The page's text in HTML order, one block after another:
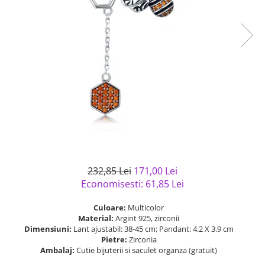
Bijuterii argint placat cu aur
Bijuterii argint cu diverse
Bijuterii argint cu murano
Casete si cutii de bijuterii
232,85 Lei 171,00 Lei
Economisesti: 61,85 Lei
Culoare: Multicolor
Material: Argint 925, zirconii
Dimensiuni: Lant ajustabil: 38-45 cm; Pandant: 4.2 X 3.9 cm
Pietre: Zirconia
Ambalaj: Cutie bijuterii si saculet organza (gratuit)